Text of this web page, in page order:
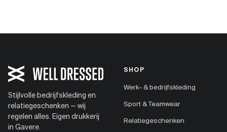
Stijlvolle bedrijfskleding en
relatiegeschenken — wij
regelen alles. Eigen drukkerij
in Gavere.
SHOP
Werk- & bedrijfskleding
Sport & Teamwear
Relatiegeschenken